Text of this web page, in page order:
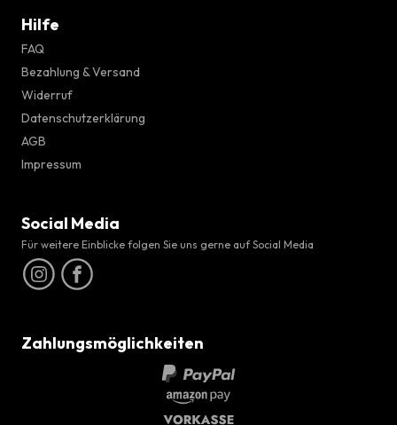
Hilfe
FAQ
Bezahlung & Versand
Widerruf
Datenschutzerklärung
AGB
Impressum
Social Media
Für weitere Einblicke folgen Sie uns gerne auf Social Media
Zahlungsmöglichkeiten